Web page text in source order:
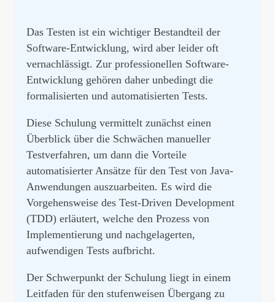
Das Testen ist ein wichtiger Bestandteil der
Software-Entwicklung, wird aber leider oft
vernachlässigt. Zur professionellen Software-
Entwicklung gehören daher unbedingt die
formalisierten und automatisierten Tests.
Diese Schulung vermittelt zunächst einen
Überblick über die Schwächen manueller
Testverfahren, um dann die Vorteile
automatisierter Ansätze für den Test von Java-
Anwendungen auszuarbeiten. Es wird die
Vorgehensweise des Test-Driven Development
(TDD) erläutert, welche den Prozess von
Implementierung und nachgelagerten,
aufwendigen Tests aufbricht.
Der Schwerpunkt der Schulung liegt in einem
Leitfaden für den stufenweisen Übergang zu